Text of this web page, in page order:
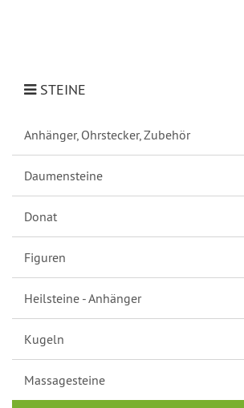
STEINE
Anhänger, Ohrstecker, Zubehör
Daumensteine
Donat
Figuren
Heilsteine - Anhänger
Kugeln
Massagesteine